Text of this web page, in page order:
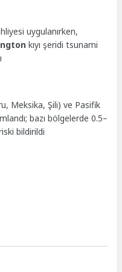
uygulanırken,
kıyı şeridi tsunami
Meksika, Şili) ve Pasifik
bazı bölgelerde 0.5–
bildirildi